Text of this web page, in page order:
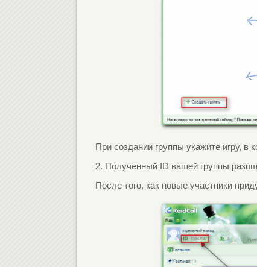
При создании группы укажите игру, в
2. Полученный ID вашей группы
После того, как новые участники